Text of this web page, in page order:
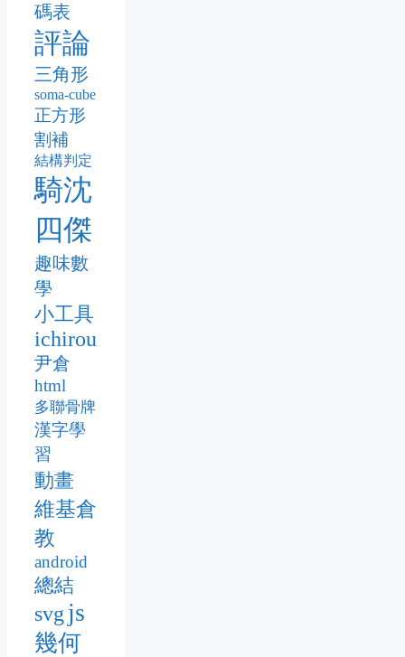
碼表
評論
三角形
soma-cube
正方形
割補
結構判定
騎沈
四傑
趣味數
學
小工具
ichirou
尹倉
html
多聯骨牌
漢字學
習
動畫
維基倉
教
android
總結
svg js
幾何